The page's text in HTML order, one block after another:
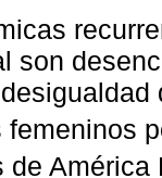
son
de América